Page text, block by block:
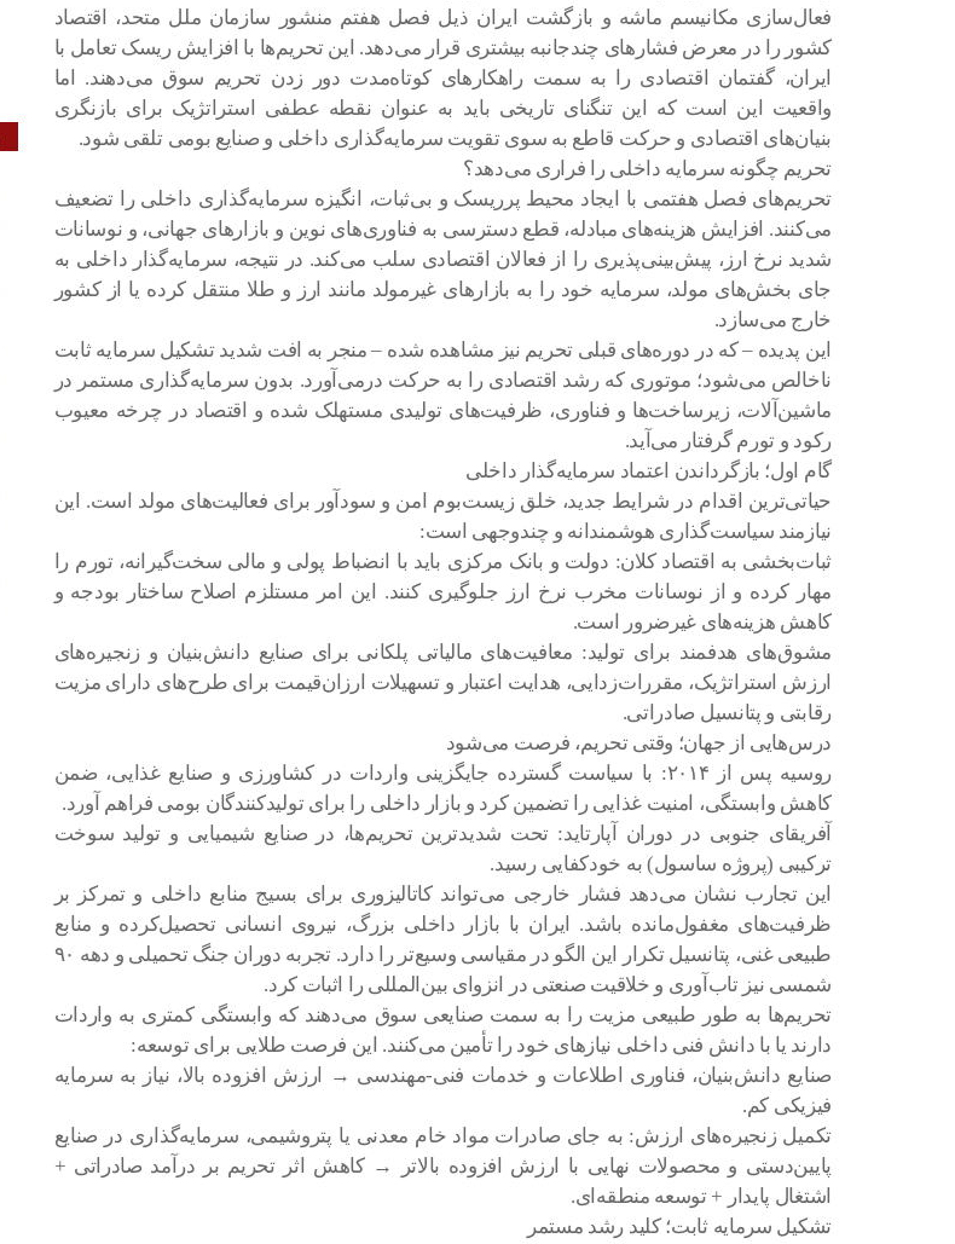
فعال‌سازی مکانیسم ماشه و بازگشت ایران ذیل فصل هفتم منشور سازمان ملل متحد، اقتصاد
کشور را در معرض فشارهای چندجانبه بیشتری قرار می‌دهد. این تحریم‌ها با افزایش ریسک تعامل با
ایران، گفتمان اقتصادی را به سمت راهکارهای کوتاه‌مدت دور زدن تحریم سوق می‌دهند. اما
واقعیت این است که این تنگنای تاریخی باید به عنوان نقطه عطفی استراتژیک برای بازنگری
بنیان‌های اقتصادی و حرکت قاطع به سوی تقویت سرمایه‌گذاری داخلی و صنایع بومی تلقی شود.
تحریم چگونه سرمایه داخلی را فراری می‌دهد؟
تحریم‌های فصل هفتمی با ایجاد محیط پرریسک و بی‌ثبات، انگیزه سرمایه‌گذاری داخلی را تضعیف
می‌کنند. افزایش هزینه‌های مبادله، قطع دسترسی به فناوری‌های نوین و بازارهای جهانی، و نوسانات
شدید نرخ ارز، پیش‌بینی‌پذیری را از فعالان اقتصادی سلب می‌کند. در نتیجه، سرمایه‌گذار داخلی به
جای بخش‌های مولد، سرمایه خود را به بازارهای غیرمولد مانند ارز و طلا منتقل کرده یا از کشور
خارج می‌سازد.
این پدیده – که در دوره‌های قبلی تحریم نیز مشاهده شده – منجر به افت شدید تشکیل سرمایه ثابت
ناخالص می‌شود؛ موتوری که رشد اقتصادی را به حرکت درمی‌آورد. بدون سرمایه‌گذاری مستمر در
ماشین‌آلات، زیرساخت‌ها و فناوری، ظرفیت‌های تولیدی مستهلک شده و اقتصاد در چرخه معیوب
رکود و تورم گرفتار می‌آید.
گام اول؛ بازگرداندن اعتماد سرمایه‌گذار داخلی
حیاتی‌ترین اقدام در شرایط جدید، خلق زیست‌بوم امن و سودآور برای فعالیت‌های مولد است. این
نیازمند سیاست‌گذاری هوشمندانه و چندوجهی است:
ثبات‌بخشی به اقتصاد کلان: دولت و بانک مرکزی باید با انضباط پولی و مالی سخت‌گیرانه، تورم را
مهار کرده و از نوسانات مخرب نرخ ارز جلوگیری کنند. این امر مستلزم اصلاح ساختار بودجه و
کاهش هزینه‌های غیرضرور است.
مشوق‌های هدفمند برای تولید: معافیت‌های مالیاتی پلکانی برای صنایع دانش‌بنیان و زنجیره‌های
ارزش استراتژیک، مقررات‌زدایی، هدایت اعتبار و تسهیلات ارزان‌قیمت برای طرح‌های دارای مزیت
رقابتی و پتانسیل صادراتی.
درس‌هایی از جهان؛ وقتی تحریم، فرصت می‌شود
روسیه پس از ۲۰۱۴: با سیاست گسترده جایگزینی واردات در کشاورزی و صنایع غذایی، ضمن
کاهش وابستگی، امنیت غذایی را تضمین کرد و بازار داخلی را برای تولیدکنندگان بومی فراهم آورد.
آفریقای جنوبی در دوران آپارتاید: تحت شدیدترین تحریم‌ها، در صنایع شیمیایی و تولید سوخت
ترکیبی (پروژه ساسول) به خودکفایی رسید.
این تجارب نشان می‌دهد فشار خارجی می‌تواند کاتالیزوری برای بسیج منابع داخلی و تمرکز بر
ظرفیت‌های مغفول‌مانده باشد. ایران با بازار داخلی بزرگ، نیروی انسانی تحصیل‌کرده و منابع
طبیعی غنی، پتانسیل تکرار این الگو در مقیاسی وسیع‌تر را دارد. تجربه دوران جنگ تحمیلی و دهه ۹۰
شمسی نیز تاب‌آوری و خلاقیت صنعتی در انزوای بین‌المللی را اثبات کرد.
تحریم‌ها به طور طبیعی مزیت را به سمت صنایعی سوق می‌دهند که وابستگی کمتری به واردات
دارند یا با دانش فنی داخلی نیازهای خود را تأمین می‌کنند. این فرصت طلایی برای توسعه:
صنایع دانش‌بنیان، فناوری اطلاعات و خدمات فنی-مهندسی → ارزش افزوده بالا، نیاز به سرمایه
فیزیکی کم.
تکمیل زنجیره‌های ارزش: به جای صادرات مواد خام معدنی یا پتروشیمی، سرمایه‌گذاری در صنایع
پایین‌دستی و محصولات نهایی با ارزش افزوده بالاتر → کاهش اثر تحریم بر درآمد صادراتی +
اشتغال پایدار + توسعه منطقه‌ای.
تشکیل سرمایه ثابت؛ کلید رشد مستمر